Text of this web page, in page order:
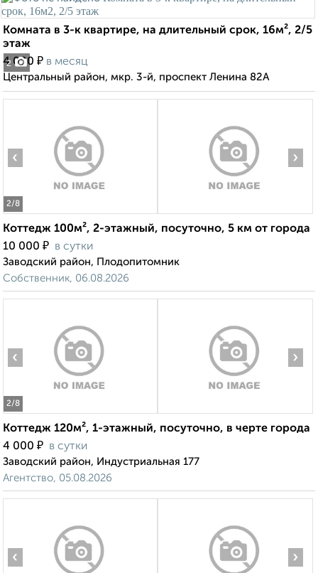
2
Комната в 3-к квартире, на длительный срок, 16м², 2/5
этаж
4 000 ₽ в месяц
Центральный район, мкр. 3-й, проспект Ленина 82А
2/8
‹ ›
Коттедж 100м², 2-этажный, посуточно, 5 км от города
10 000 ₽ в сутки
Заводский район, Плодопитомник
Собственник, 06.08.2026
2/8
‹ ›
Коттедж 120м², 1-этажный, посуточно, в черте города
4 000 ₽ в сутки
Заводский район, Индустриальная 177
Агентство, 05.08.2026
‹ ›